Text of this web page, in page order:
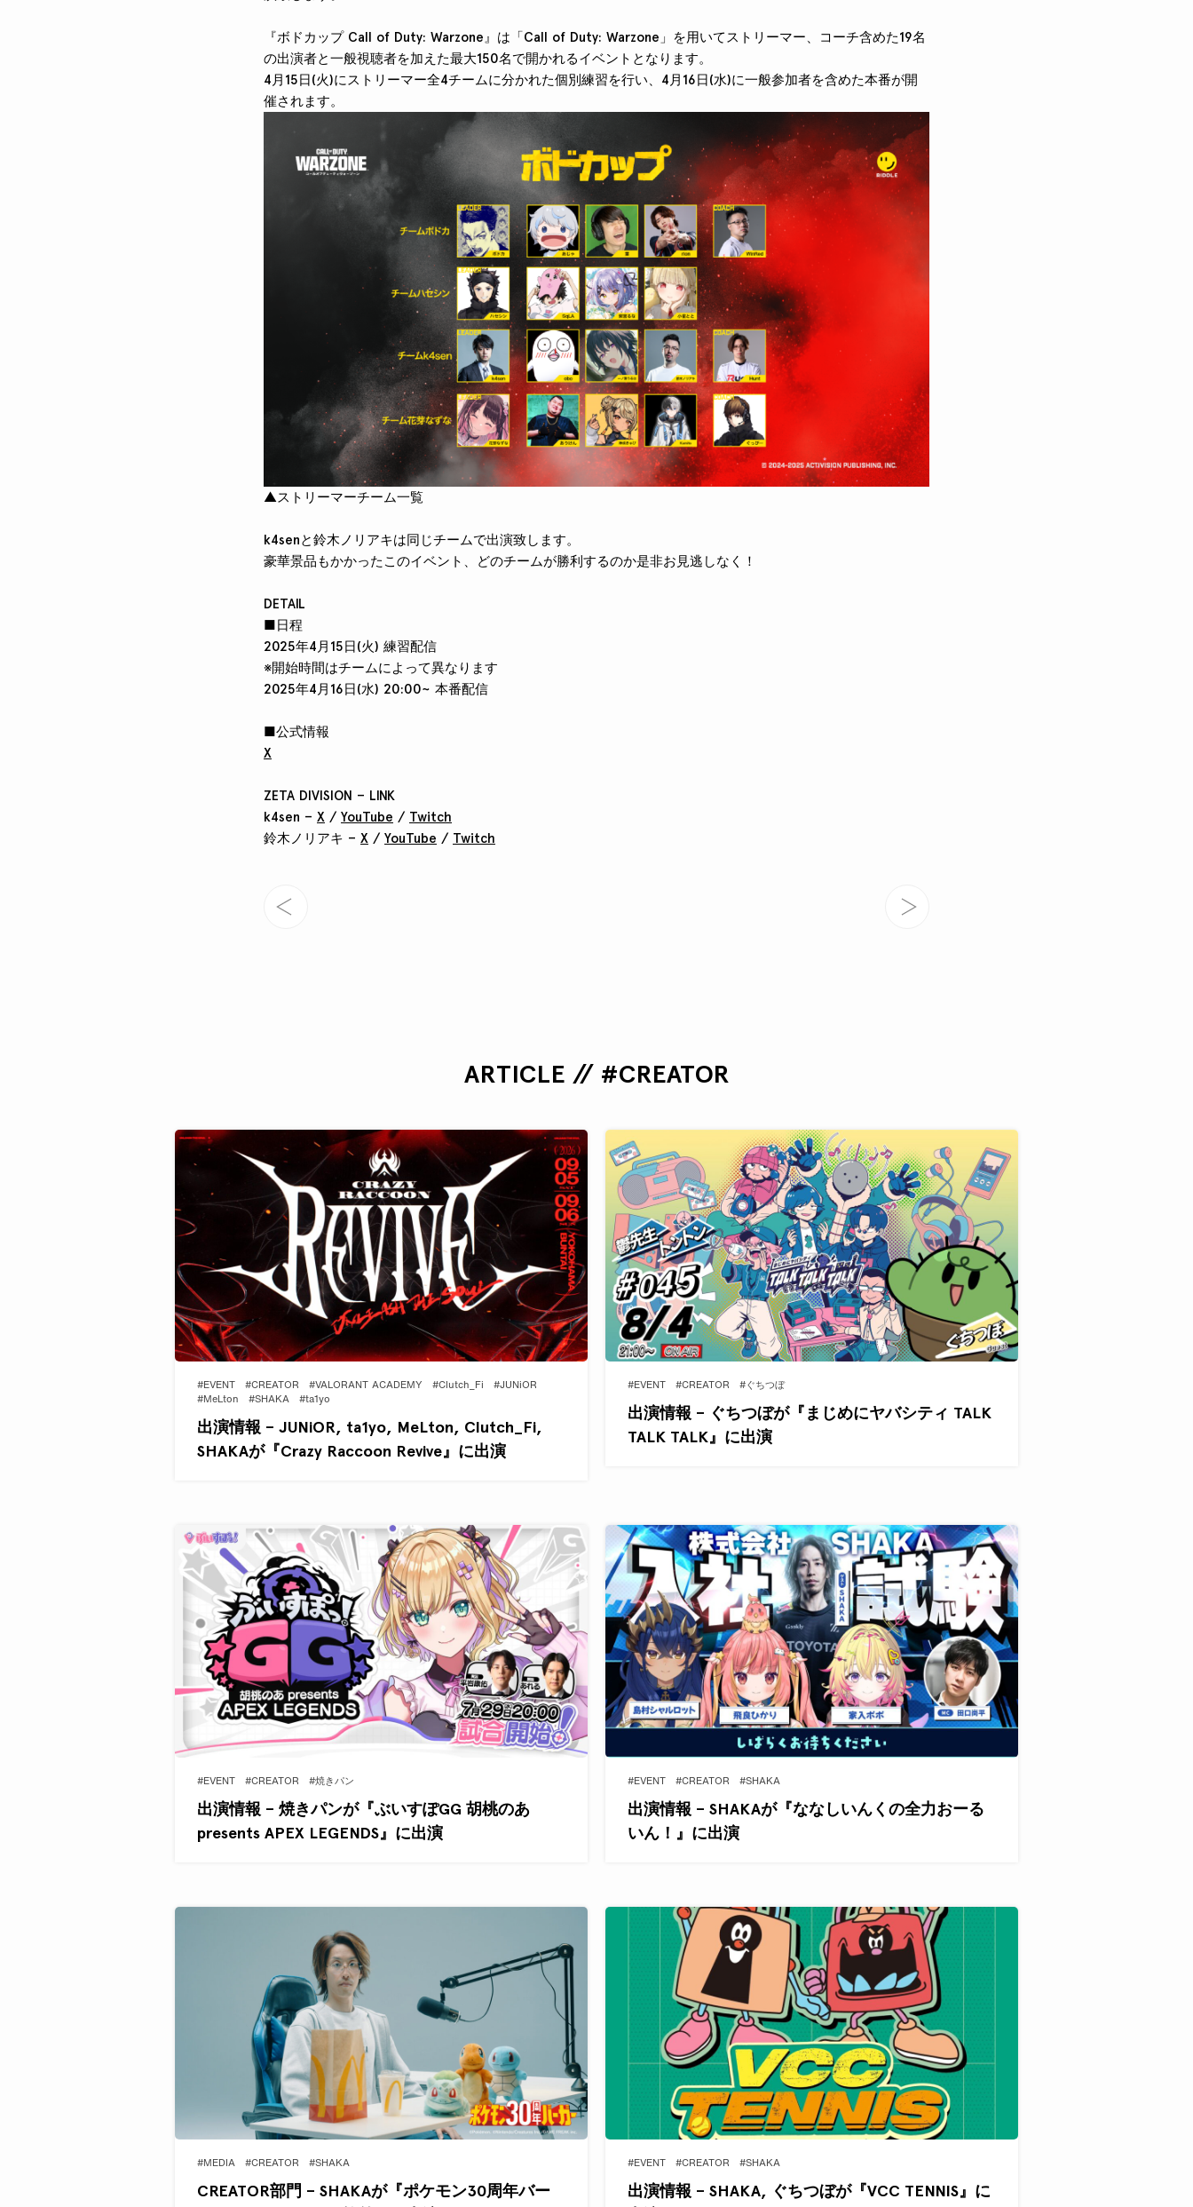
『ボドカップ Call of Duty: Warzone』は「Call of Duty: Warzone」を用いてストリーマー、コーチ含めた19名
の出演者と一般視聴者を加えた最大150名で開かれるイベントとなります。
4月15日(火)にストリーマー全4チームに分かれた個別練習を行い、4月16日(水)に一般参加者を含めた本番が開
催されます。
▲ストリーマーチーム一覧
k4senと鈴木ノリアキは同じチームで出演致します。
豪華景品もかかったこのイベント、どのチームが勝利するのか是非お見逃しなく！
DETAIL
■日程
2025年4月15日(火) 練習配信
※開始時間はチームによって異なります
2025年4月16日(水) 20:00~ 本番配信
■公式情報
X
ZETA DIVISION – LINK
k4sen – X / YouTube / Twitch
鈴木ノリアキ – X / YouTube / Twitch
ARTICLE // #CREATOR
#EVENT #CREATOR #VALORANT ACADEMY #Clutch_Fi
#JUNiOR
#MeLton
#SHAKA #ta1yo
出演情報 – JUNiOR, ta1yo, MeLton, Clutch_Fi,
SHAKAが『Crazy Raccoon Revive』に出演
#EVENT #CREATOR #ぐちつぼ
出演情報 – ぐちつぼが『まじめにヤバシティ TALK
TALK TALK』に出演
#EVENT #CREATOR #焼きパン
出演情報 – 焼きパンが『ぶいすぽGG 胡桃のあ
presents APEX LEGENDS』に出演
#EVENT #CREATOR #SHAKA
出演情報 – SHAKAが『ななしいんくの全力おーる
いん！』に出演
#MEDIA #CREATOR #SHAKA
CREATOR部門 – SHAKAが『ポケモン30周年バー
#EVENT #CREATOR #SHAKA
出演情報 – SHAKA, ぐちつぼが『VCC TENNIS』に